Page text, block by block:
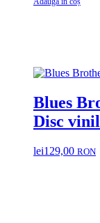
Blues
lei129,00 RON